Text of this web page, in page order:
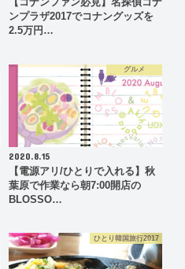
【コナンファン必見】名探偵コナ
ンプラザ2017でコナングッズを
2.5万円…
グルメ
2020.8.15
【電源アリ/ひとりで入れる】秋
葉原で作業なら朝7:00開店の
BLOSSO…
ひとり韓国旅行2017